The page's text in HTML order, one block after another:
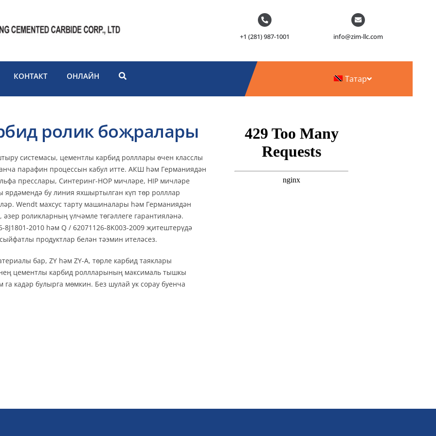
+1 (281) 987-1001 info@zim-llc.com
КОНТАКТ ОНЛАЙН Татар
ролик боҗралары
системасы, цементлы карбид ролллары өчен класслы
парафин процессын кабул итте. АКШ һәм Германиядән
пресслары, Синтеринг-HOP мичләре, HIP мичләре
бу линия яхшыртылган күп төр ролллар
Wendt махсус тарту машиналары һәм Германиядән
роликларның үлчәмле төгәллеге гарантияләнә.
2010 һәм Q / 62071126-8K003-2009 җитештерүдә
продуктлар белән тәэмин ителәсез.
бар, ZY һәм ZY-A, төрле карбид таяклары
цементлы карбид роллларының максималь тышкы
кадәр булырга мөмкин. Без шулай ук сорау буенча